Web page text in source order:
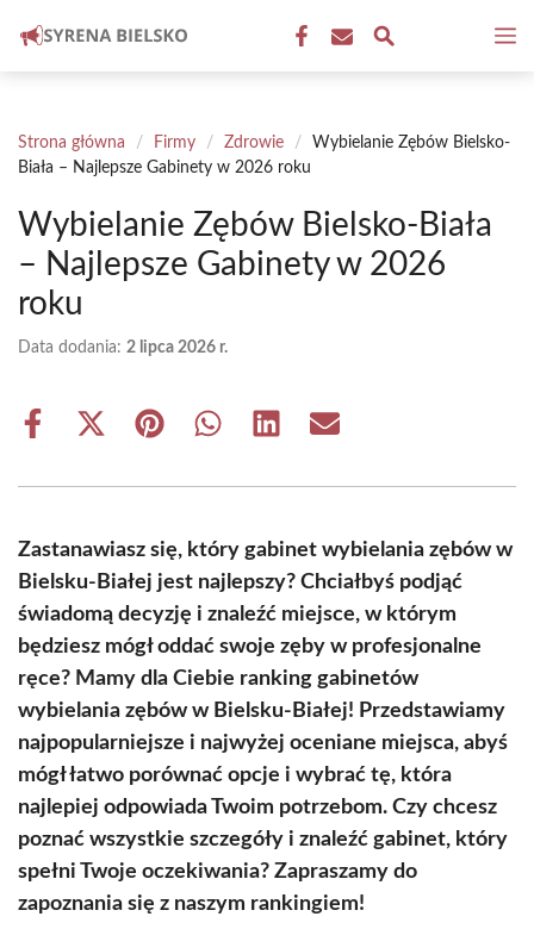
treści
Strona główna / Firmy / Zdrowie /
Wybielanie Zębów Bielsko-
Biała – Najlepsze Gabinety w 2026 roku
Wybielanie Zębów Bielsko-Biała
– Najlepsze Gabinety w 2026
roku
Data dodania: 2 lipca 2026 r.
Share
Share
(Twitter)
Share Share Share Share
Zastanawiasz się, który gabinet wybielania zębów w
Bielsku-Białej jest najlepszy? Chciałbyś podjąć
świadomą decyzję i znaleźć miejsce, w którym
będziesz mógł oddać swoje zęby w profesjonalne
ręce? Mamy dla Ciebie ranking gabinetów
wybielania zębów w Bielsku-Białej! Przedstawiamy
najpopularniejsze i najwyżej oceniane miejsca, abyś
mógł łatwo porównać opcje i wybrać tę, która
najlepiej odpowiada Twoim potrzebom. Czy chcesz
poznać wszystkie szczegóły i znaleźć gabinet, który
spełni Twoje oczekiwania? Zapraszamy do
zapoznania się z naszym rankingiem!